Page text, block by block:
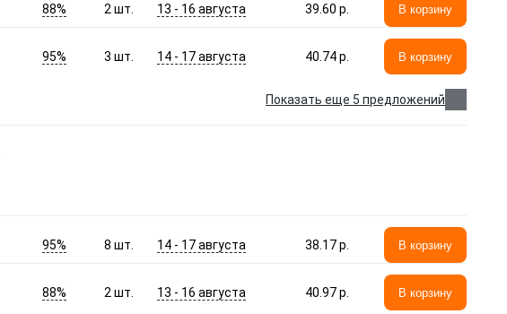
88% 2 шт. 13 - 16 августа 39.60 p. В корзину
95% 3 шт. 14 - 17 августа 40.74 p. В корзину
Показать еще 5 предложений
95% 8 шт. 14 - 17 августа 38.17 p. В корзину
88% 2 шт. 13 - 16 августа 40.97 p. В корзину